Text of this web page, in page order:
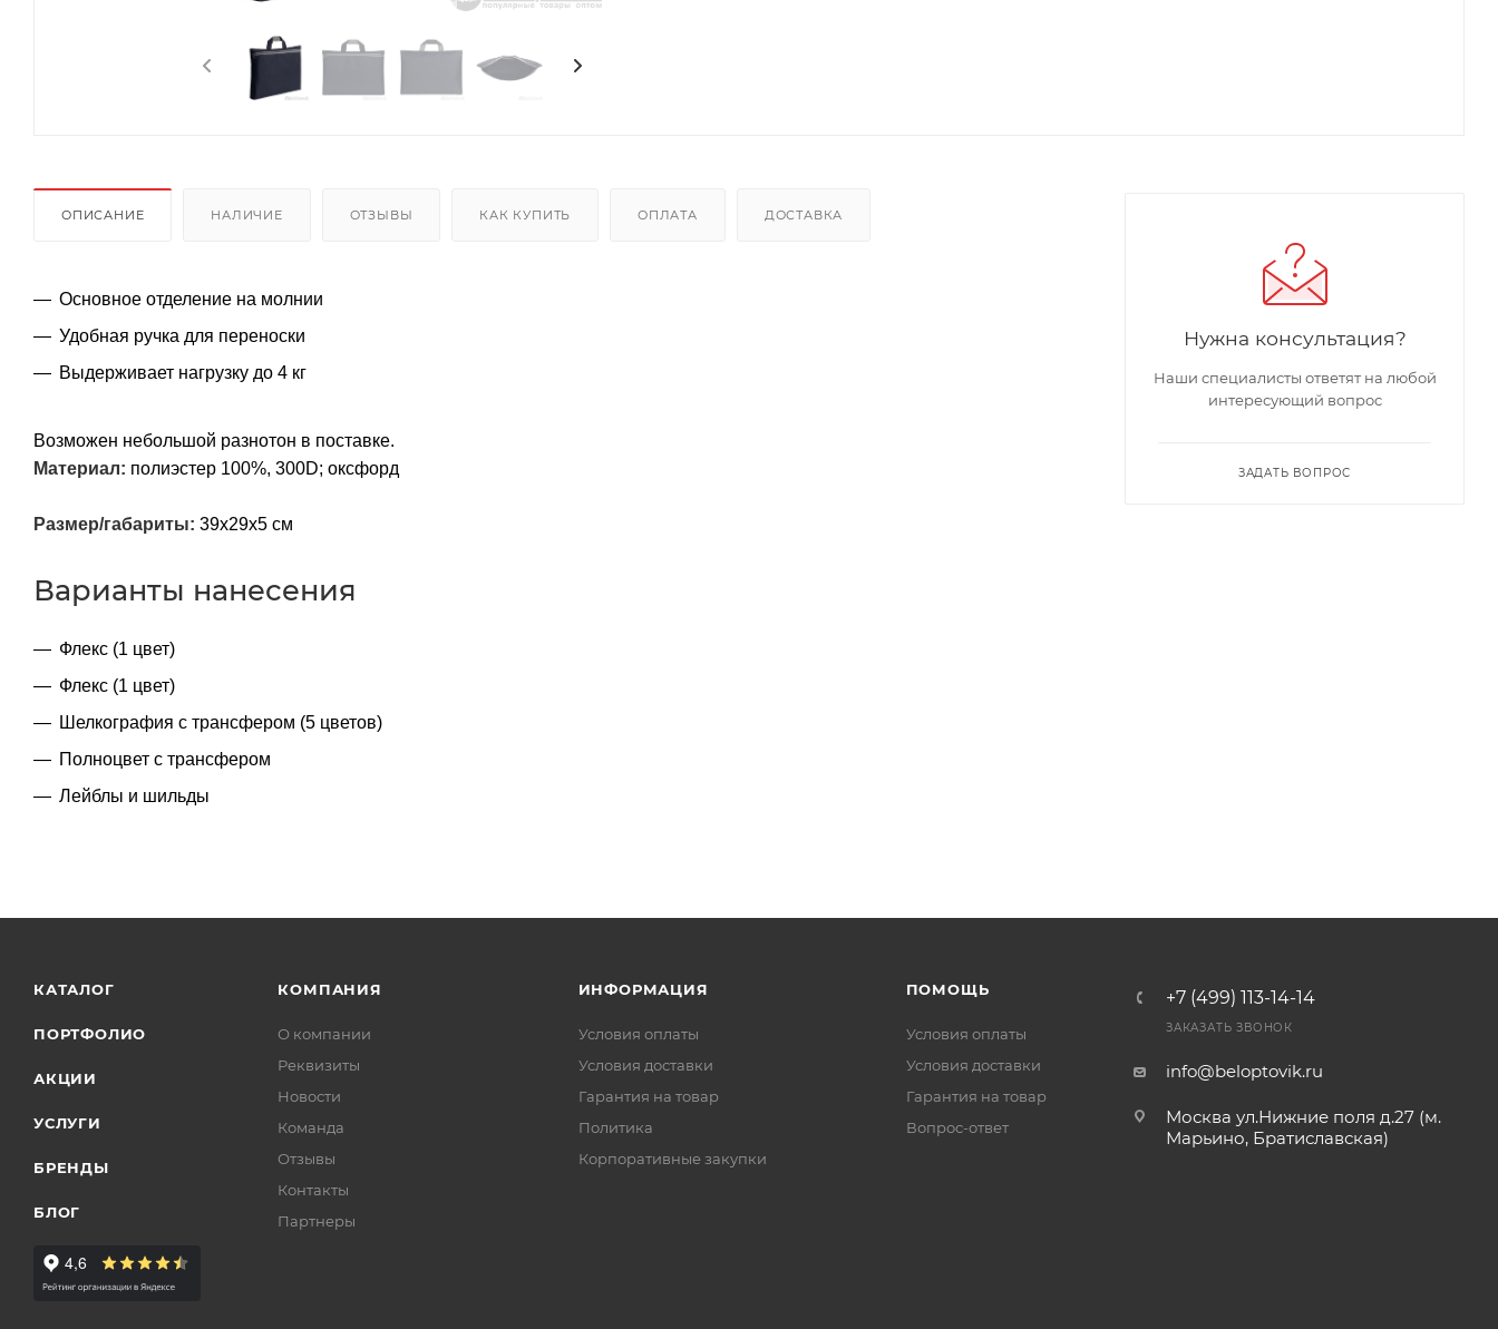
ОПИСАНИЕ НАЛИЧИЕ ОТЗЫВЫ КАК КУПИТЬ ОПЛАТА ДОСТАВКА
Основное отделение на молнии
Удобная ручка для переноски
Выдерживает нагрузку до 4 кг
Возможен небольшой разнотон в поставке.
Материал: полиэстер 100%, 300D; оксфорд
Размер/габариты: 39x29x5 см
Варианты нанесения
Флекс (1 цвет)
Флекс (1 цвет)
Шелкография с трансфером (5 цветов)
Полноцвет с трансфером
Лейблы и шильды
Нужна консультация?
Наши специалисты ответят на любой
интересующий вопрос
ЗАДАТЬ ВОПРОС
КАТАЛОГ
ПОРТФОЛИО
АКЦИИ
УСЛУГИ
БРЕНДЫ
БЛОГ
КОМПАНИЯ
О компании
Реквизиты
Новости
Команда
Отзывы
Контакты
Партнеры
ИНФОРМАЦИЯ
Условия оплаты
Условия доставки
Гарантия на товар
Политика
Корпоративные закупки
ПОМОЩЬ
Условия оплаты
Условия доставки
Гарантия на товар
Вопрос-ответ
+7 (499) 113-14-14
ЗАКАЗАТЬ ЗВОНОК
info@beloptovik.ru
Москва ул.Нижние поля д.27 (м.
Марьино, Братиславская)